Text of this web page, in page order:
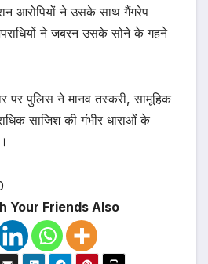
आरोपियों ने उसके साथ गैंगरेप
ने जबरन उसके सोने के गहने
पर पुलिस ने मानव तस्करी, सामूहिक
साजिश की गंभीर धाराओं के
Your Friends Also